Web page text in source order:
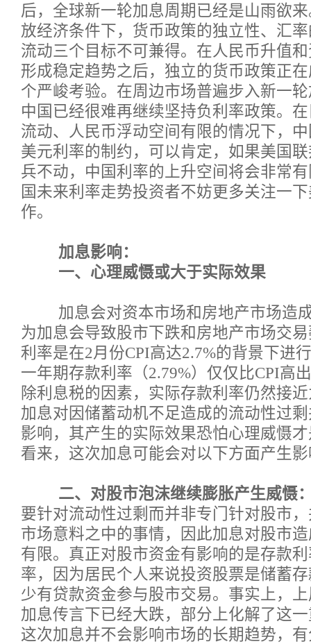
后，全球新一轮加息周期已经是山雨欲
放经济条件下，货币政策的独立性、汇
流动三个目标不可兼得。在人民币升值
形成稳定趋势之后，独立的货币政策正
个严峻考验。在周边市场普遍步入新一
中国已经很难再继续坚持负利率政策。
流动、人民币浮动空间有限的情况下，
美元利率的制约，可以肯定，如果美国
兵不动，中国利率的上升空间将会非常
国未来利率走势投资者不妨更多关注一
作。
加息影响：
一、心理威慑或大于实际效果
加息会对资本市场和房地产市场造成
为加息会导致股市下跌和房地产市场交
利率是在2月份CPI高达2.7%的背景下进
一年期存款利率（2.79%）仅仅比CPI高
除利息税的因素，实际存款利率仍然接
加息对因储蓄动机不足造成的流动性过
影响，其产生的实际效果恐怕心理威慑
看来，这次加息可能会对以下方面产生
二、对股市泡沫继续膨胀产生威慑
要针对流动性过剩而并非专门针对股市
市场意料之中的事情，因此加息对股市
有限。真正对股市资金有影响的是存款
率，因为居民个人来说投资股票是储蓄
少有贷款资金参与股市交易。事实上，
加息传言下已经大跌，部分上化解了这
这次加息并不会影响市场的长期趋势，